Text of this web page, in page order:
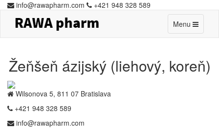
info@rawapharm.com
+421 948 328 589
Toggle
navigation
Menu
Žeňšeň ázijský (liehový, koreň)
Wilsonova 5, 811 07 Bratislava
+421 948 328 589
info@rawapharm.com